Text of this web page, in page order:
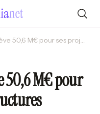
IA factory : evroc lève 50,6 M€ pour ses projets d’infrastructures numériques
50,6 M€ pour